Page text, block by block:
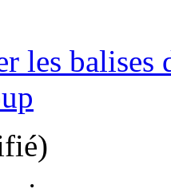
les